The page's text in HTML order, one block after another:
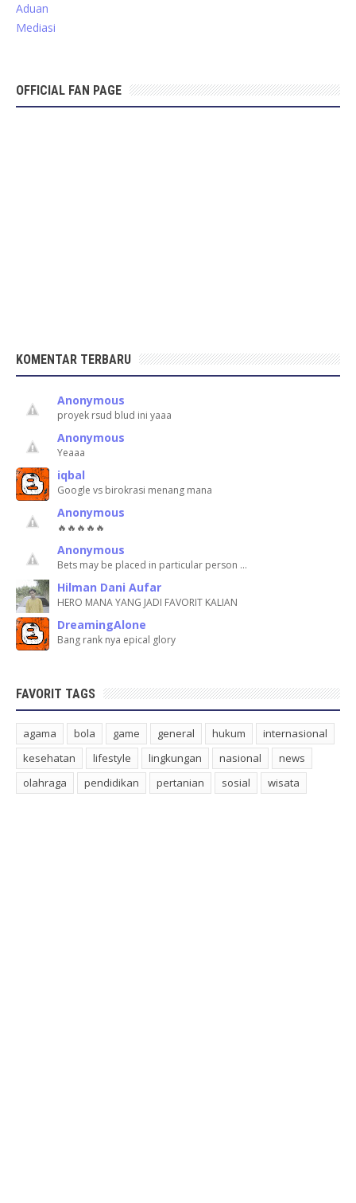
Aduan
Mediasi
OFFICIAL FAN PAGE
KOMENTAR TERBARU
Anonymous
proyek rsud blud ini yaaa
Anonymous
Yeaaa
iqbal
Google vs birokrasi menang mana
Anonymous
🔥🔥🔥🔥🔥
Anonymous
Bets may be placed in particular person …
Hilman Dani Aufar
HERO MANA YANG JADI FAVORIT KALIAN
DreamingAlone
Bang rank nya epical glory
FAVORIT TAGS
agama bola game general hukum
internasional
kesehatan
lifestyle lingkungan nasional
news
olahraga
pendidikan pertanian sosial wisata